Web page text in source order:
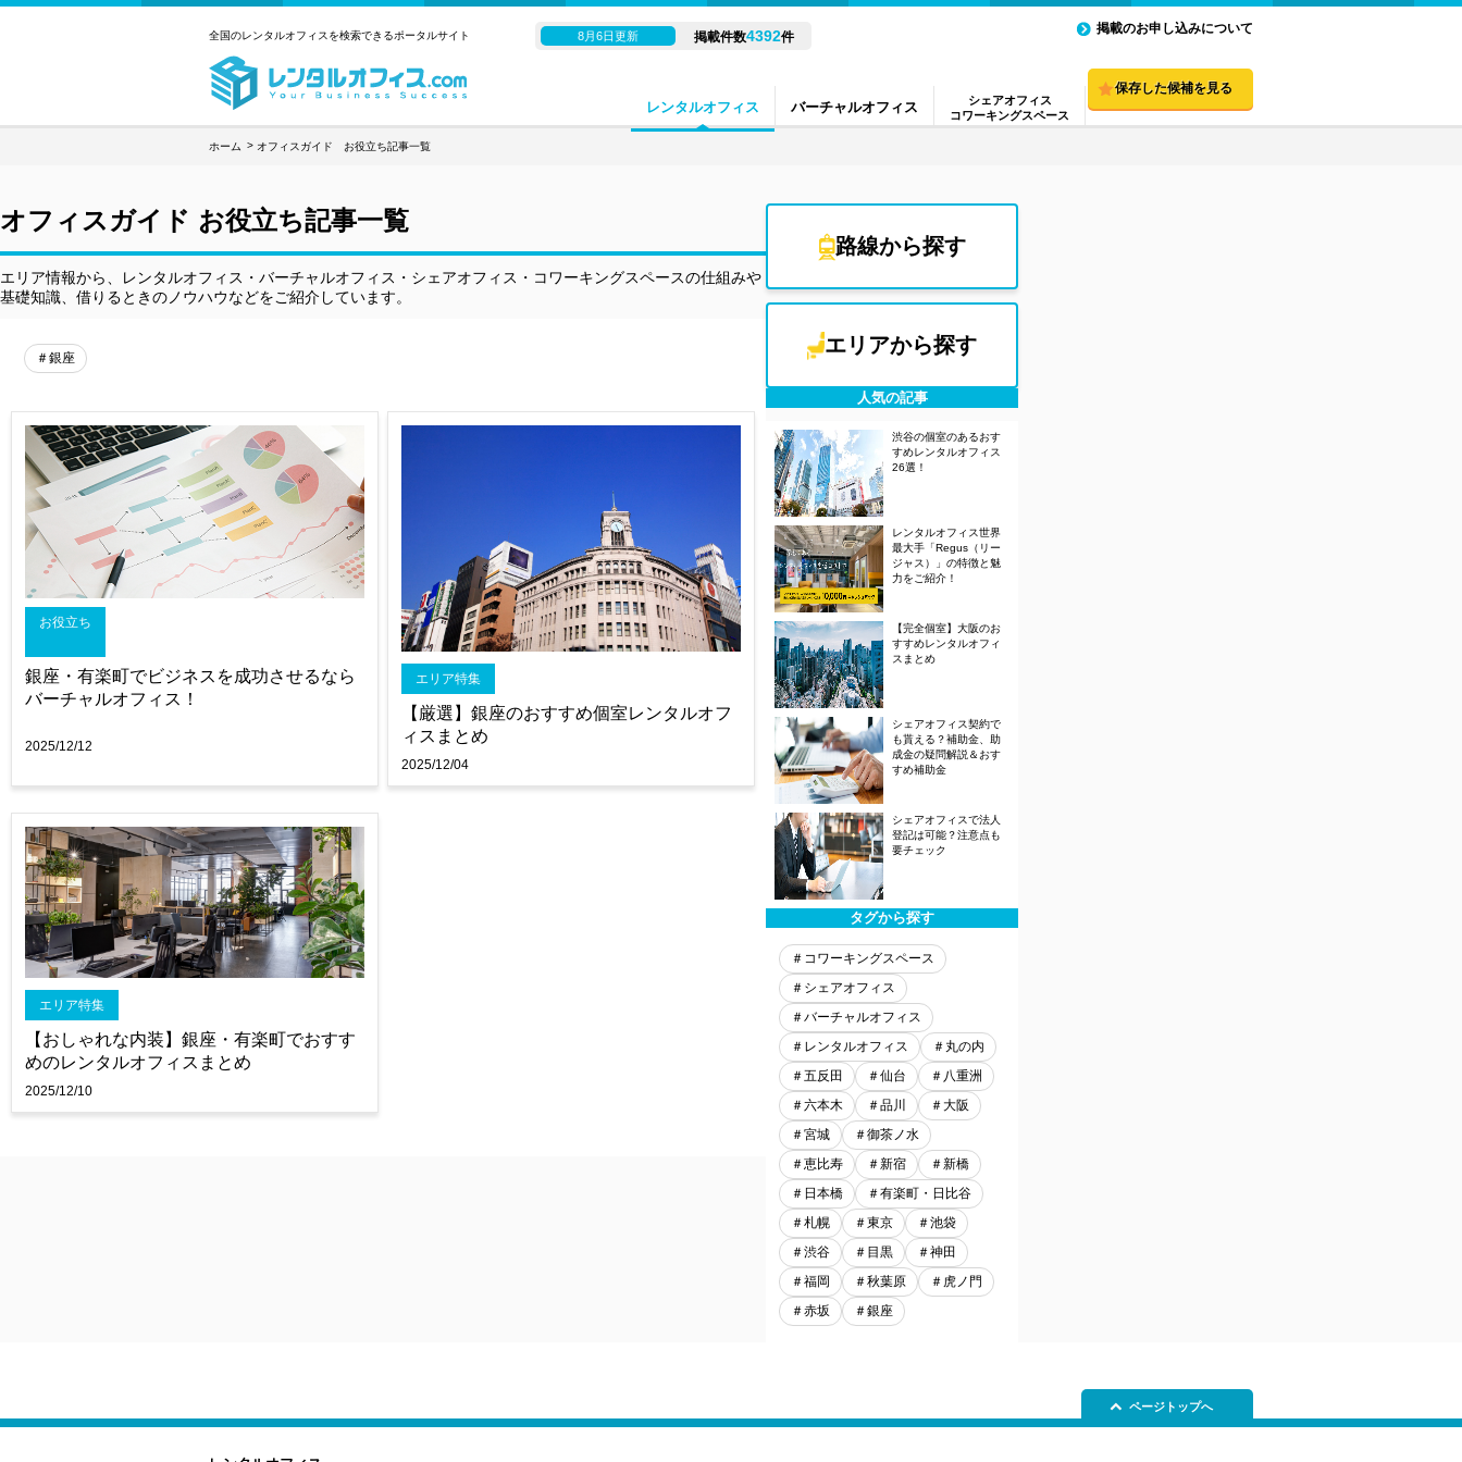
レンタルオフィス バーチャルオフィス
シェアオフィス
コワーキングスペース
全国のレンタルオフィスを検索できるポータルサイト 8月6日更新 掲載件数4392件
掲載のお申し込みについて
保存した候補を見る
ホーム オフィスガイド お役立ち記事一覧
オフィスガイド お役立ち記事一覧
エリア情報から、レンタルオフィス・バーチャルオフィス・シェアオフィス・コワーキングスペースの仕組みや
基礎知識、借りるときのノウハウなどをご紹介しています。
＃銀座
銀座・有楽町でビジネスを成功させるなら
バーチャルオフィス！
お役立ち
2025/12/12
【厳選】銀座のおすすめ個室レンタルオフ
ィスまとめ
エリア特集
2025/12/04
【おしゃれな内装】銀座・有楽町でおすす
めのレンタルオフィスまとめ
エリア特集
2025/12/10
路線から探す
エリアから探す
人気の記事
渋谷の個室のあるおす
すめレンタルオフィス
26選！
レンタルオフィス世界
最大手「Regus（リー
ジャス）」の特徴と魅
力をご紹介！
【完全個室】大阪のお
すすめレンタルオフィ
スまとめ
シェアオフィス契約で
も貰える？補助金、助
成金の疑問解説＆おす
すめ補助金
シェアオフィスで法人
登記は可能？注意点も
要チェック
タグから探す
＃コワーキングスペース
＃シェアオフィス
＃バーチャルオフィス
＃レンタルオフィス
＃丸の内
＃五反田
＃仙台
＃八重洲
＃六本木
＃品川
＃大阪
＃宮城
＃御茶ノ水
＃恵比寿
＃新宿
＃新橋
＃日本橋
＃有楽町・日比谷
＃札幌
＃東京
＃池袋
＃渋谷
＃目黒
＃神田
＃福岡
＃秋葉原
＃虎ノ門
＃赤坂
＃銀座
ページトップへ